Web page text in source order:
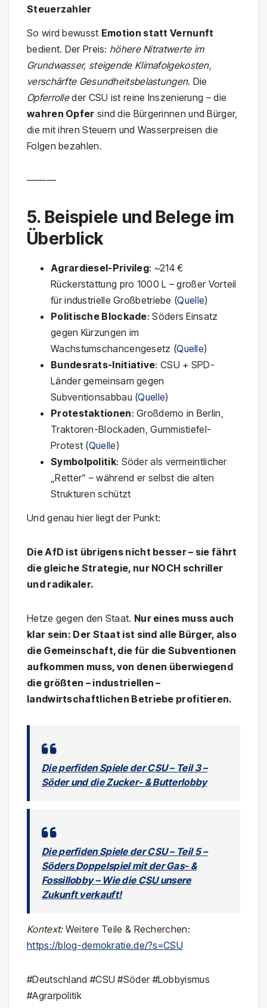
Steuerzahler
So wird bewusst Emotion statt Vernunft
bedient. Der Preis: höhere Nitratwerte im
Grundwasser, steigende Klimafolgekosten,
verschärfte Gesundheitsbelastungen. Die
Opferrolleder CSU ist reine Inszenierung – die
wahren Opfer sind die Bürgerinnen und Bürger,
die mit ihren Steuern und Wasserpreisen die
Folgen bezahlen.
———
5. Beispiele und Belege im
Überblick
Agrardiesel-Privileg: ~214 €
Rückerstattung pro 1000 L – großer Vorteil
für industrielle Großbetriebe (Quelle)
Politische Blockade: Söders Einsatz
gegen Kürzungen im
Wachstumschancengesetz (Quelle)
Bundesrats-Initiative: CSU + SPD-
Länder gemeinsam gegen
Subventionsabbau (Quelle)
Protestaktionen: Großdemo in Berlin,
Traktoren-Blockaden, Gummistiefel-
Protest (Quelle)
Symbolpolitik: Söder als vermeintlicher
„Retter“ – während er selbst die alten
Strukturen schützt
Und genau hier liegt der Punkt:
Die AfD ist übrigens nicht besser – sie fährt
die gleiche Strategie, nur NOCH schriller
und radikaler.
Hetze gegen den Staat. Nur eines muss auch
klar sein: Der Staat ist sind alle Bürger, also
die Gemeinschaft, die für die Subventionen
aufkommen muss, von denen überwiegend
die größten – industriellen –
landwirtschaftlichen Betriebe profitieren.
Die perfiden Spiele der CSU – Teil 3 –
Söder und die Zucker- & Butterlobby
Die perfiden Spiele der CSU – Teil 5 –
Söders Doppelspiel mit der Gas- &
Fossillobby – Wie die CSU unsere
Zukunft verkauft!
Kontext:Weitere Teile & Recherchen:
https://blog-demokratie.de/?s=CSU
#Deutschland #CSU #Söder #Lobbyismus
#Agrarpolitik